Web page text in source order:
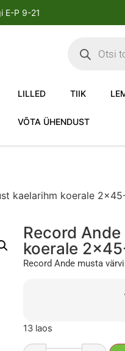
E-P 9-21
LILLED TIIK
VÕTA ÜHENDUST
kaelarihm koerale
Record
koerale
Record Ande musta
13 laos